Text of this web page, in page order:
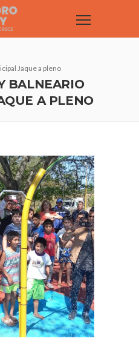
Jaque a pleno
BALNEARIO
A PLENO